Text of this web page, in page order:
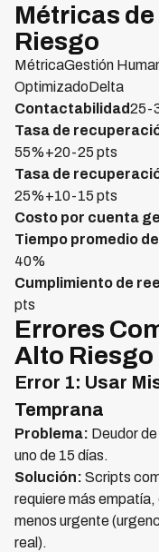
Métricas
Riesgo
MétricaGestión
OptimizadoDelta
Contactabilidad25-
Tasa de
55%+20-25 pts
Tasa de
25%+10-15 pts
Costo por cuenta
Tiempo promedio
40%
Cumplimiento de
pts
Errores
Alto Riesgo
Error 1: Usar
Temprana
Problema: Deudor
uno de 15 días.
Solución: Scripts
requiere más
menos urgente
real).